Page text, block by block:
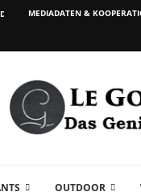
WEIN...MEDIADATEN &
OUTDOOR